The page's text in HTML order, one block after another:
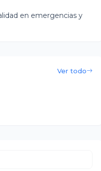
en emergencias y
Ver todo